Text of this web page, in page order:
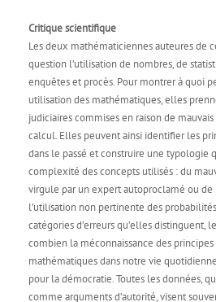
Critique scientifique
Les deux mathématiciennes auteures de
question l’utilisation de nombres, de
enquêtes et procès. Pour montrer à quoi
utilisation des mathématiques, elles
judiciaires commises en raison de
calcul. Elles peuvent ainsi identifier les
dans le passé et construire une typologie
complexité des concepts utilisés : du
virgule par un expert autoproclamé ou de
l’utilisation non pertinente des
catégories d’erreurs qu’elles distinguent,
combien la méconnaissance des principes
mathématiques dans notre vie
pour la démocratie. Toutes les données,
comme arguments d’autorité, visent